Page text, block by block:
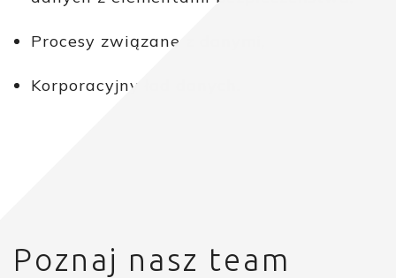
Procesy związane z danymi,
Korporacyjny ład danych.
Poznaj nasz team